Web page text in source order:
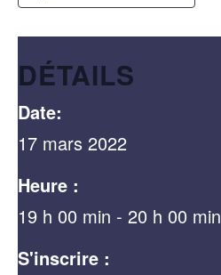
DÉTAILS
Date:
17 mars 2022
Heure :
19 h 00 min - 20 h 00 min
S'inscrire :